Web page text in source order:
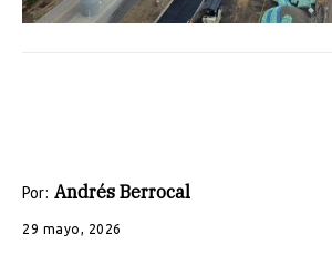
Por: Andrés Berrocal
29 mayo, 2026